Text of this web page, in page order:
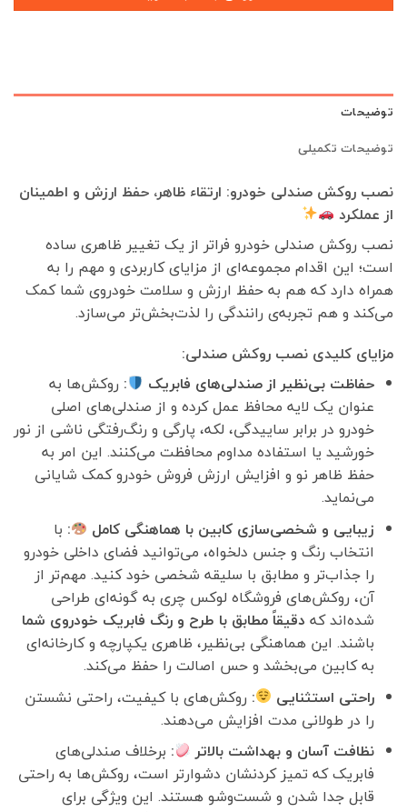
توضیحات
توضیحات تکمیلی
نصب روکش صندلی خودرو: ارتقاء ظاهر، حفظ ارزش و اطمینان
از عملکرد
نصب روکش صندلی خودرو فراتر از یک تغییر ظاهری ساده
است؛ این اقدام مجموعه‌ای از مزایای کاربردی و مهم را به
همراه دارد که هم به حفظ ارزش و سلامت خودروی شما کمک
می‌کند و هم تجربه‌ی رانندگی را لذت‌بخش‌تر می‌سازد.
مزایای کلیدی نصب روکش صندلی:
حفاظت بی‌نظیر از صندلی‌های فابریک
: روکش‌ها به
عنوان یک لایه محافظ عمل کرده و از صندلی‌های اصلی
خودرو در برابر ساییدگی، لکه، پارگی و رنگ‌رفتگی ناشی از نور
خورشید یا استفاده مداوم محافظت می‌کنند. این امر به
حفظ ظاهر نو و افزایش ارزش فروش خودرو کمک شایانی
می‌نماید.
زیبایی و شخصی‌سازی کابین با هماهنگی کامل
: با
انتخاب رنگ و جنس دلخواه، می‌توانید فضای داخلی خودرو
را جذاب‌تر و مطابق با سلیقه شخصی خود کنید. مهم‌تر از
آن، روکش‌های فروشگاه لوکس چری به گونه‌ای طراحی
شده‌اند که دقیقاً مطابق با طرح و رنگ فابریک خودروی شما
باشند. این هماهنگی بی‌نظیر، ظاهری یکپارچه و کارخانه‌ای
به کابین می‌بخشد و حس اصالت را حفظ می‌کند.
راحتی استثنایی
: روکش‌های با کیفیت، راحتی نشستن
را در طولانی مدت افزایش می‌دهند.
نظافت آسان و بهداشت بالاتر
: برخلاف صندلی‌های
فابریک که تمیز کردنشان دشوارتر است، روکش‌ها به راحتی
قابل جدا شدن و شست‌وشو هستند. این ویژگی برای